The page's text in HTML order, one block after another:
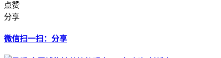
点赞
分享
微信扫一扫：分享